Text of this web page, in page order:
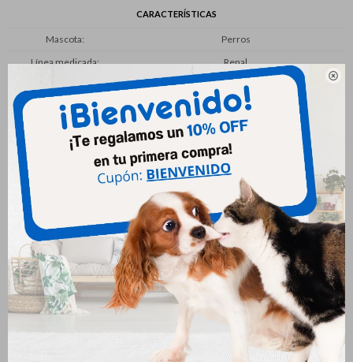

CARACTERÍSTICAS
Mascota
Perros
Línea medicada
Renal
Productos que te pueden interesar
Royal Canin Perro Hepatic